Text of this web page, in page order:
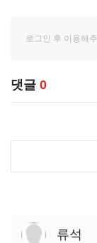
댓글 0
류석